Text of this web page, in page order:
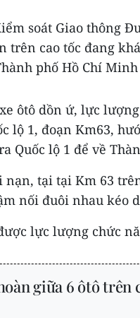
soát Giao thông
trên cao tốc đang
phố Hồ Chí Minh
ôtô dồn ứ, lực
lộ 1, đoạn Km63,
Quốc lộ 1 để về
tại tại Km 63
nối đuôi nhau kéo
lực lượng chức
giữa 6 ôtô trên